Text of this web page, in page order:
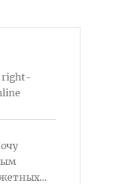
right-